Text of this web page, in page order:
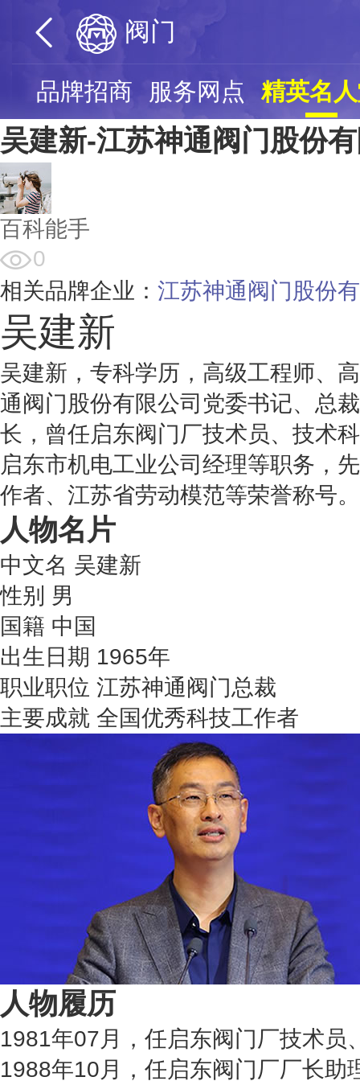
阀门
品牌招商 服务网点 精英名
吴建新-江苏神通阀门股份
百科能手
0
相关品牌企业： 江苏神通阀门股份
吴建新
吴建新，专科学历，高级工程师、
通阀门股份有限公司党委书记、总
长，曾任启东阀门厂技术员、技术
启东市机电工业公司经理等职务，
作者、江苏省劳动模范等荣誉称号。
人物名片
中文名 吴建新
性别 男
国籍 中国
出生日期 1965年
职业职位 江苏神通阀门总裁
主要成就 全国优秀科技工作者
人物履历
1981年07月，任启东阀门厂技术员
1988年10月，任启东阀门厂厂长助